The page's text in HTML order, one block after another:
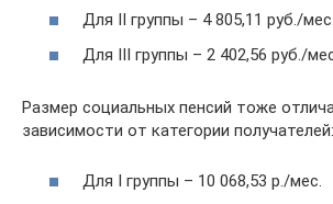
Для II группы – 4 805,11 руб./мес.
Для III группы – 2 402,56 руб./
Размер социальных пенсий тоже
зависимости от категории получателей:
Для I группы – 10 068,53 р./мес.